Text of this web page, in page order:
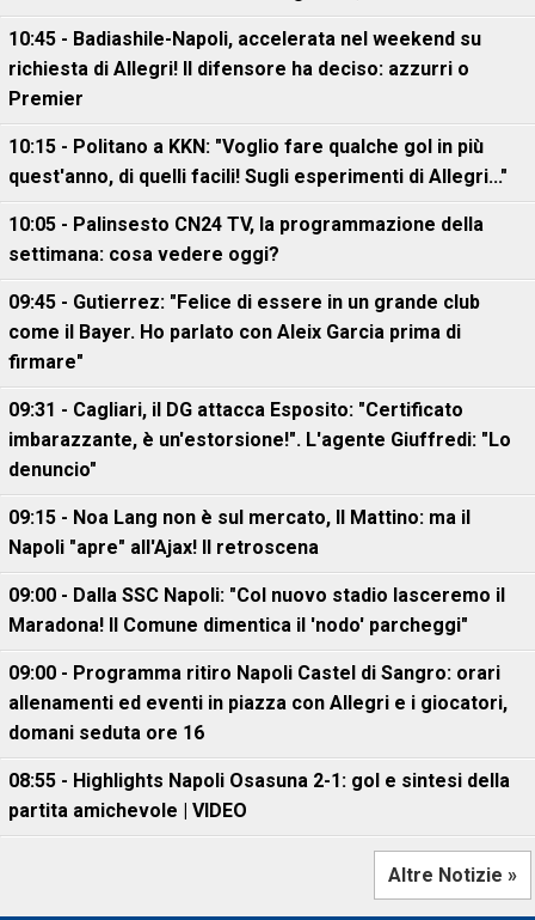
10:45 - Badiashile-Napoli, accelerata nel weekend su
richiesta di Allegri! Il difensore ha deciso: azzurri o
Premier
10:15 - Politano a KKN: "Voglio fare qualche gol in più
quest'anno, di quelli facili! Sugli esperimenti di Allegri..."
10:05 - Palinsesto CN24 TV, la programmazione della
settimana: cosa vedere oggi?
09:45 - Gutierrez: "Felice di essere in un grande club
come il Bayer. Ho parlato con Aleix Garcia prima di
firmare"
09:31 - Cagliari, il DG attacca Esposito: "Certificato
imbarazzante, è un'estorsione!". L'agente Giuffredi: "Lo
denuncio"
09:15 - Noa Lang non è sul mercato, Il Mattino: ma il
Napoli "apre" all'Ajax! Il retroscena
09:00 - Dalla SSC Napoli: "Col nuovo stadio lasceremo il
Maradona! Il Comune dimentica il 'nodo' parcheggi"
09:00 - Programma ritiro Napoli Castel di Sangro: orari
allenamenti ed eventi in piazza con Allegri e i giocatori,
domani seduta ore 16
08:55 - Highlights Napoli Osasuna 2-1: gol e sintesi della
partita amichevole | VIDEO
Altre Notizie »